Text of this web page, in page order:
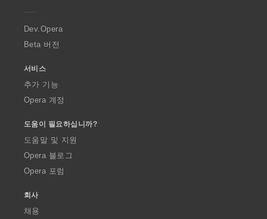
a
Dev.Opera
Beta 버전
서비스
추가 기능
Opera 계정
도움이 필요하십니까?
도움말 및 지원
Opera 블로그
Opera 포럼
회사
채용